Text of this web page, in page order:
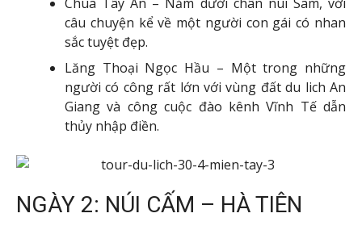
câu chuyện kể về một người con gái có nhan
sắc tuyệt đẹp.
Lăng Thoại Ngọc Hầu – Một trong những
người có công rất lớn với vùng đất du lich An
Giang và công cuộc đào kênh Vĩnh Tế dẫn
thủy nhập điền.
NGÀY 2: NÚI CẤM – HÀ TIÊN